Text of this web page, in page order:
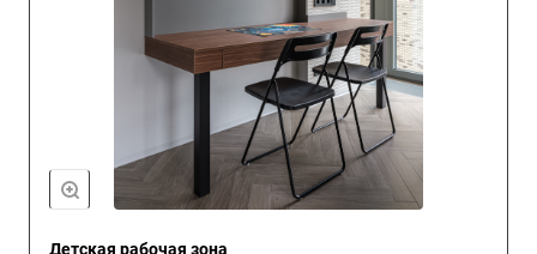
Детская рабочая зона